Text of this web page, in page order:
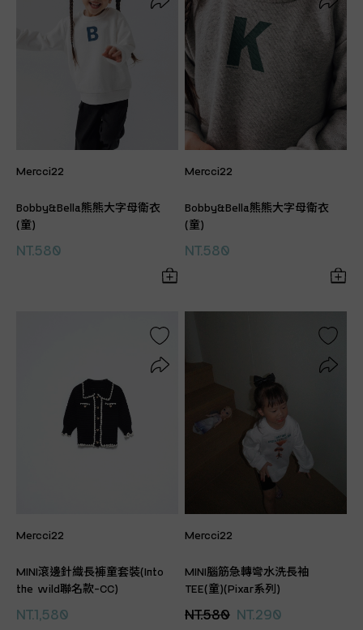
Mercci22
Bobby&Bella熊熊大字母衛衣
(童)
NT.580
Mercci22
Bobby&Bella熊熊大字母衛衣
(童)
NT.580
Mercci22
MINI滾邊針織長褲童套裝(Into
the wild聯名款-CC)
NT.1,580
Mercci22
MINI腦筋急轉彎水洗長袖
TEE(童)(Pixar系列)
NT.580 NT.290